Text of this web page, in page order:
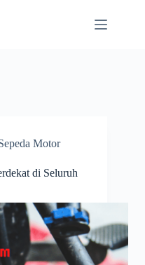
Motor
di Seluruh